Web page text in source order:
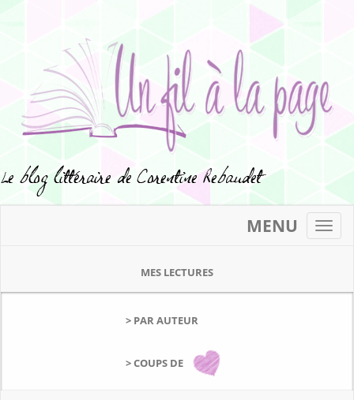
MENU
MES LECTURES
> PAR AUTEUR
> COUPS DE